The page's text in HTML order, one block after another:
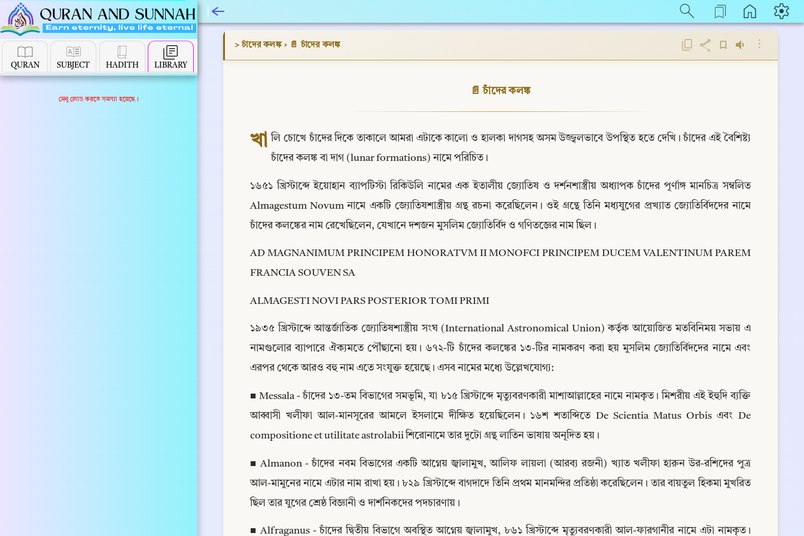
QURAN SUBJECT HADITH LIBRARY
মেনু লোড করতে সমস্যা হয়েছে।
> চাঁদের কলঙ্ক › 📄 চাঁদের কলঙ্ক ⋮
📄 চাঁদের কলঙ্ক
খা লি চোখে চাঁদের দিকে তাকালে আমরা এটাকে কালো ও হালকা দাগসহ অসম উজ্জ্বলভাবে উপস্থিত হতে দেখি। চাঁদের এই বৈশিষ্ট্য
চাঁদের কলঙ্ক বা দাগ (lunar formations) নামে পরিচিত।
১৬৫১ খ্রিস্টাব্দে ইয়োহান ব্যাপটিস্টা রিকিউলি নামের এক ইতালীয় জ্যোতিষ ও দর্শনশাস্ত্রীয় অধ্যাপক চাঁদের পূর্ণাঙ্গ মানচিত্র সম্বলিত
Almagestum Novum নামে একটি জ্যোতিষশাস্ত্রীয় গ্রন্থ রচনা করেছিলেন। ওই গ্রন্থে তিনি মধ্যযুগের প্রখ্যাত জ্যোতির্বিদদের নামে
চাঁদের কলঙ্কের নাম রেখেছিলেন, যেখানে দশজন মুসলিম জ্যোতির্বিদ ও গণিতজ্ঞের নাম ছিল।
AD MAGNANIMUM PRINCIPEM HONORATVM II MONOFCI PRINCIPEM DUCEM VALENTINUM PAREM
FRANCIA SOUVEN SA
ALMAGESTI NOVI PARS POSTERIOR TOMI PRIMI
১৯৩৫ খ্রিস্টাব্দে আন্তর্জাতিক জ্যোতিষশাস্ত্রীয় সংঘ (International Astronomical Union) কর্তৃক আয়োজিত মতবিনিময় সভায় এ
নামগুলোর ব্যাপারে ঐক্যমতে পৌঁছানো হয়। ৬৭২-টি চাঁদের কলঙ্কের ১৩-টির নামকরণ করা হয় মুসলিম জ্যোতির্বিদদের নামে এবং
এরপর থেকে আরও বহু নাম এতে সংযুক্ত হয়েছে। এসব নামের মধ্যে উল্লেখযোগ্য:
■ Messala - চাঁদের ১৩-তম বিভাগের সমভূমি, যা ৮১৫ খ্রিস্টাব্দে মৃত্যুবরণকারী মাশাআল্লাহের নামে নামকৃত। মিশরীয় এই ইহুদি ব্যক্তি
আব্বাসী খলীফা আল-মানসূরের আমলে ইসলামে দীক্ষিত হয়েছিলেন। ১৬শ শতাব্দিতে De Scientia Matus Orbis এবং De
compositione et utilitate astrolabii শিরোনামে তার দুটো গ্রন্থ লাতিন ভাষায় অনূদিত হয়।
■ Almanon - চাঁদের নবম বিভাগের একটি আগ্নেয় জ্বালামুখ, আলিফ লায়লা (আরব্য রজনী) খ্যাত খলীফা হারুন উর-রশিদের পুত্র
আল-মামুনের নামে এটার নাম রাখা হয়। ৮২৯ খ্রিস্টাব্দে বাগদাদে তিনি প্রথম মানমন্দির প্রতিষ্ঠা করেছিলেন। তার বায়তুল হিকমা মুখরিত
ছিল তার যুগের শ্রেষ্ঠ বিজ্ঞানী ও দার্শনিকদের পদচারণায়।
■ Alfraganus - চাঁদের দ্বিতীয় বিভাগে অবস্থিত আগ্নেয় জ্বালামুখ, ৮৬১ খ্রিস্টাব্দে মৃত্যুবরণকারী আল-ফারগানীর নামে এটা নামকৃত।